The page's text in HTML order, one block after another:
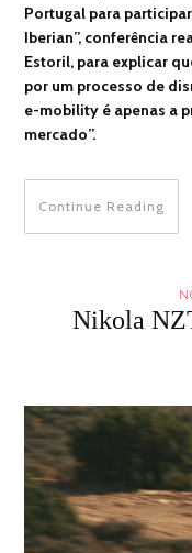
Portugal para
Iberian”, conferência
Estoril, para explicar
por um processo de
e-mobility é apenas a
mercado”.
Continue Reading
Nikola